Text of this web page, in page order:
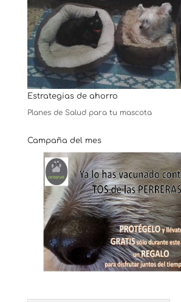
Estrategias de ahorro
Planes de Salud para tu mascota
Campaña del mes